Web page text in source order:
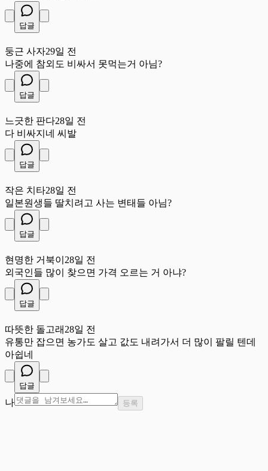
답글
둥근 사자29일 전
나중에 참외도 비싸서 못먹는거 아님?
답글
느긋한 판다28일 전
다 비싸지네 씨발
답글
작은 치타28일 전
일본원생들 딸치려고 사는 변태들 아님?
답글
현명한 거북이 28일 전
외국인들 많이 찾으면 가격 오르는 거 아냐?
답글
따뜻한 돌고래 28일 전
유통만 잡으면 농가도 살고 값도 내려가서 더 많이 팔릴 텐데
아쉽네
답글
나 등록